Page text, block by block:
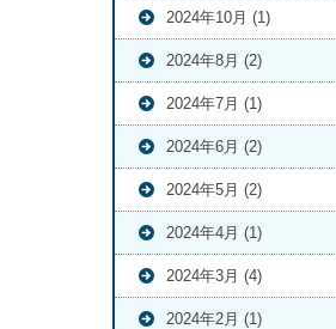
2024年10月 (1)
2024年8月 (2)
2024年7月 (1)
2024年6月 (2)
2024年5月 (2)
2024年4月 (1)
2024年3月 (4)
2024年2月 (1)